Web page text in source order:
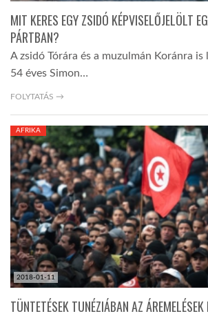
MIT KERES EGY ZSIDÓ KÉPVISELŐJELÖLT
PÁRTBAN?
A zsidó Tórára és a muzulmán Koránra is
54 éves Simon…
FOLYTATÁS →
2018-01-11
AFRIKA
TÜNTETÉSEK TUNÉZIÁBAN AZ